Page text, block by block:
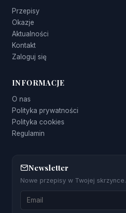
Przepisy
Okazje
Aktualności
Kontakt
Zaloguj się
INFORMACJE
O nas
Polityka prywatności
Polityka cookies
Regulamin
Newsletter
Nowe przepisy w Twojej skrzynce.